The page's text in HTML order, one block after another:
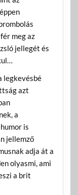
meg az
jellegét és
legkevésbé
azt
a
is
jellemző
adja át a
olyasmi, ami
a brit